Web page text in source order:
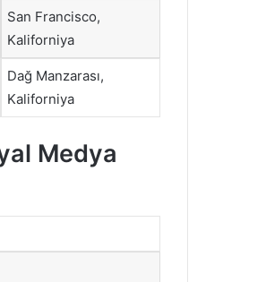
San Francisco,
Kaliforniya
Dağ Manzarası,
Kaliforniya
Medya